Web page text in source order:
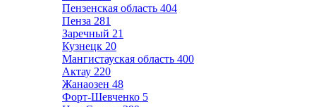
Пензенская область 404
Пенза 281
Заречный 21
Кузнецк 20
Мангистауская область 400
Актау 220
Жанаозен 48
Форт-Шевченко 5